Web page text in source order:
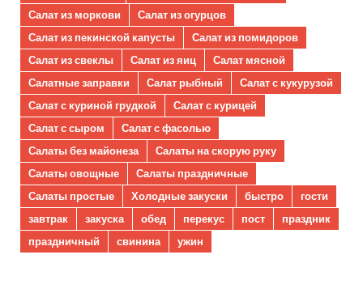
Салат из моркови
Салат из огурцов
Салат из пекинской капусты
Салат из помидоров
Салат из свеклы
Салат из яиц
Салат мясной
Салатные заправки
Салат рыбный
Салат с кукурузой
Салат с куриной грудкой
Салат с курицей
Салат с сыром
Салат с фасолью
Салаты без майонеза
Салаты на скорую руку
Салаты овощные
Салаты праздничные
Салаты простые
Холодные закуски быстро
гости
завтрак
закуска обед перекус пост
праздник
праздничный
свинина ужин